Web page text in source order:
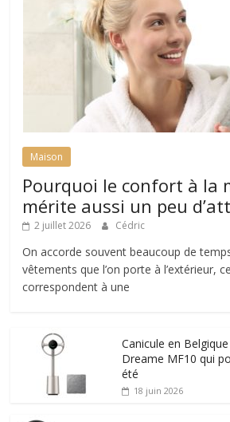
Maison
Pourquoi le confort à la
mérite aussi un peu
2 juillet 2026 Cédric
On accorde souvent beaucoup de
vêtements que l’on porte à l’extérieur,
correspondent à une
Canicule en
Dreame MF10 qui
été
18 juin 2026